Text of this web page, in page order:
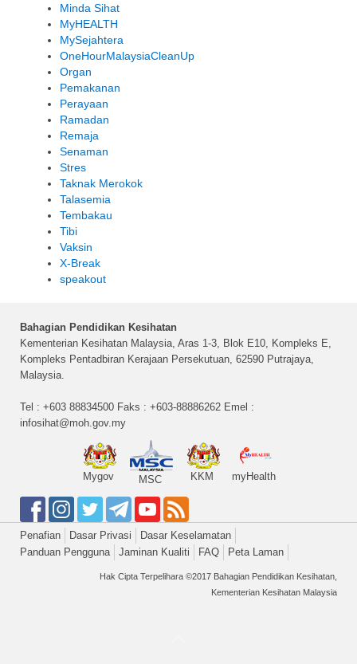
Minda Sihat
MyHEALTH
MySejahtera
OneHourMalaysiaCleanUp
Organ
Pemakanan
Perayaan
Ramadan
Remaja
Senaman
Stres
Taknak Merokok
Talasemia
Tembakau
Tibi
Vaksin
X-Break
speakout
Bahagian Pendidikan Kesihatan
Kementerian Kesihatan Malaysia, Aras 1-3, Blok E10, Kompleks E,
Kompleks Pentadbiran Kerajaan Persekutuan, 62590 Putrajaya,
Malaysia.
Tel : +603 88834500 Faks : +603-88886262 Emel :
infosihat@moh.gov.my
Mygov MSC KKM myHealth
Penafian Dasar Privasi
Dasar Keselamatan
Panduan Pengguna
Jaminan Kualiti FAQ Peta Laman
Hak Cipta Terpelihara ©2017 Bahagian Pendidikan Kesihatan,
Kementerian Kesihatan Malaysia